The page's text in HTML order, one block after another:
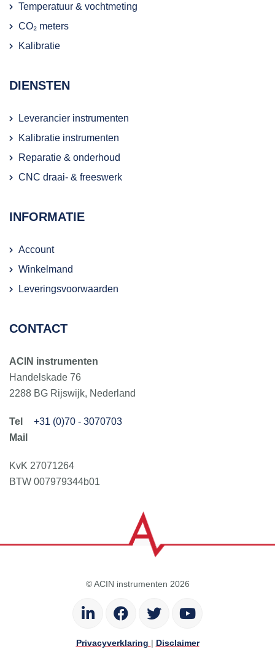
Temperatuur & vochtmeting
CO₂ meters
Kalibratie
DIENSTEN
Leverancier instrumenten
Kalibratie instrumenten
Reparatie & onderhoud
CNC draai- & freeswerk
INFORMATIE
Account
Winkelmand
Leveringsvoorwaarden
CONTACT
ACIN instrumenten
Handelskade 76
2288 BG Rijswijk, Nederland
+31 (0)70 - 3070703
KvK 27071264
BTW 007979344b01
© ACIN instrumenten 2026
Privacyverklaring | Disclaimer